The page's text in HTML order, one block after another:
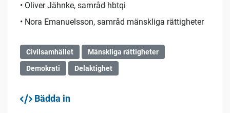
• Oliver Jähnke, samråd hbtqi
• Nora Emanuelsson, samråd mänskliga rättigheter
Civilsamhället
Mänskliga rättigheter
Demokrati
Delaktighet
Bädda in